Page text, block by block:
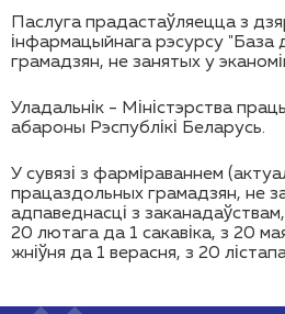
Паслуга прадастаўляецца з
інфармацыйнага рэсурсу
грамадзян, не занятых у
Уладальнік - Міністэрства
абароны Рэспублікі Беларусь.
У сувязі з фарміраваннем
працаздольных грамадзян, не
адпаведнасці з
20 лютага да 1 сакавіка, з 20
жніўня да 1 верасня, з 20